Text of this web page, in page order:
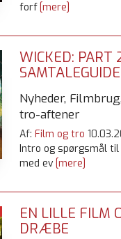
forf[mere]
WICKED: PART
SAMTALEGUIDE
Nyheder,
tro-aftener
Af: Film og tro
Intro og spørgsmål
med ev [mere]
EN LILLE FILM
DRÆBE